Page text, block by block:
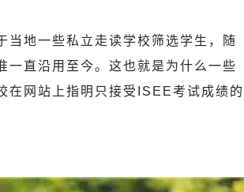
地一些私立走读学校筛选学生，随
一直沿用至今。这也就是为什么一些
在网站上指明只接受ISEE考试成绩的